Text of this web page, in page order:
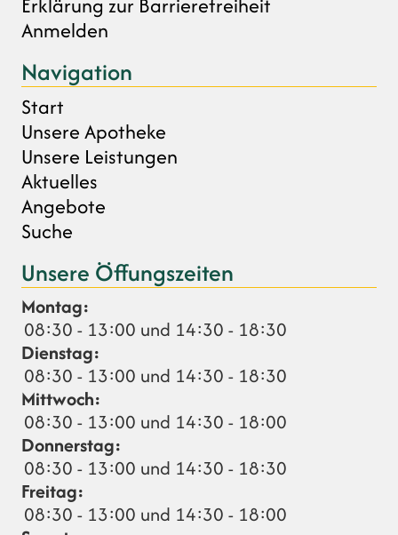
Anmelden
Navigation
Start
Unsere Apotheke
Unsere Leistungen
Aktuelles
Angebote
Suche
Unsere Öffungszeiten
Montag:
08:30 - 13:00 und 14:30 - 18:30
Dienstag:
08:30 - 13:00 und 14:30 - 18:30
Mittwoch:
08:30 - 13:00 und 14:30 - 18:00
Donnerstag:
08:30 - 13:00 und 14:30 - 18:30
Freitag:
08:30 - 13:00 und 14:30 - 18:00